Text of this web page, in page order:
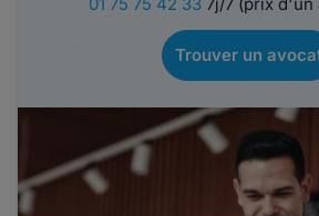
Trouver un